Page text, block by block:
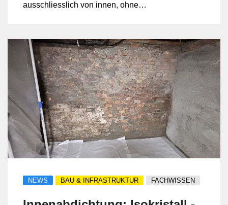
ausschliesslich von innen, ohne
Bautätigkeit und schont zugleich das
Äussere der Gebäude.
NEWS BAU & INFRASTRUKTUR FACHWISSEN